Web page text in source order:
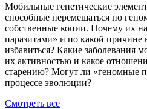
Мобильные генетические
способные перемещаться по
собственные копии. Почему их
паразитами» и по какой причине
избавиться? Какие заболевания
их активностью и какое
старению? Могут ли «геномные
процессе эволюции?
Смотреть все